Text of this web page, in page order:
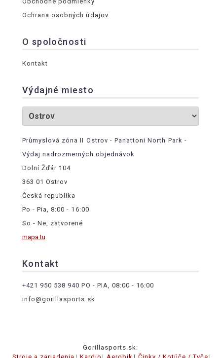
Ochrana osobných údajov
O spoločnosti
Kontakt
Výdajné miesto
Průmyslová zóna II Ostrov - Panattoni North Park -
Výdaj nadrozmerných objednávok
Dolní Žďár 104
363 01 Ostrov
Česká republika
Po - Pia, 8:00 - 16:00
So - Ne, zatvorené
mapa tu
Kontakt
+421 950 538 940 PO - PIA, 08:00 - 16:00
info@gorillasports.sk
Gorillasports.sk: